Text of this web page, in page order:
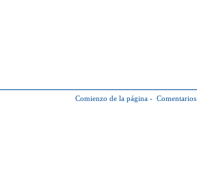
Comienzo de la página - Comentarios